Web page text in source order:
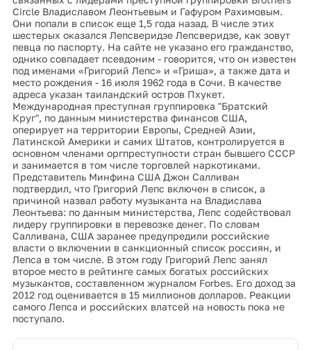
Circle Владиславом Леонтьевым и Гафуром Рахимовым.
Они попали в список еще 1,5 года назад. В числе этих
шестерых оказался Лепсверидзе Лепсверидзе, как зовут
певца по паспорту. На сайте не указано его гражданство,
однико совпадает псевдоним - говорится, что он известен
под именами «Григорий Лепс» и «Гриша», а также дата и
место рождения - 16 июля 1962 года в Сочи. В качестве
адреса указан таиландский остров Пхукет.
Международная преступная группировка "Братский
Круг", по данным министерства финансов США,
оперирует на территории Европы, Средней Азии,
Латинской Америки и самих Штатов, контролируется в
основном членами оргпреступности стран бывшего СССР
и занимается в том числе торговлей наркотиками.
Представитель Минфина США Джон Салливан
подтвердил, что Григорий Лепс включен в список, а
причиной назвал работу музыканта на Владислава
Леонтьева: по данным министерства, Лепс содействовал
лидеру группировки в перевозке денег. По словам
Салливана, США заранее предупредили российские
власти о включении в санкционный список россиян, и
Лепса в том числе. В этом году Григорий Лепс занял
второе место в рейтинге самых богатых российских
музыкантов, составленном журналом Forbes. Его доход за
2012 год оценивается в 15 миллионов долларов. Реакции
самого Лепса и российских влатсей на новость пока не
поступало.